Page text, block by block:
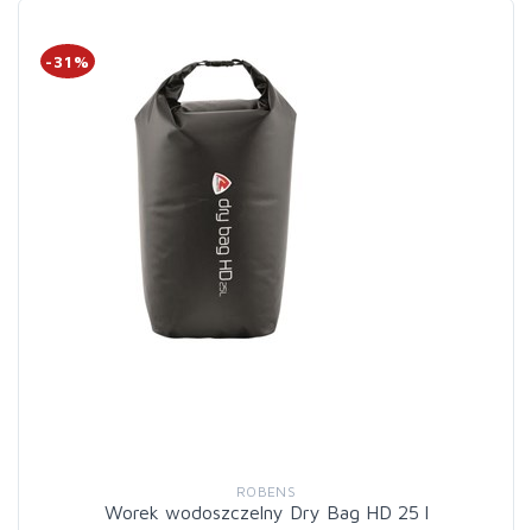
-31%
ROBENS
Worek wodoszczelny Dry Bag HD 25 l